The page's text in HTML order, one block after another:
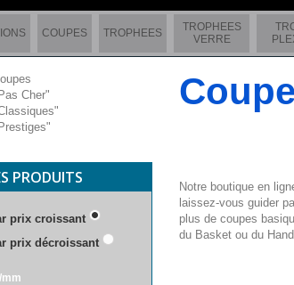
COUPES TROPHEES
TROPHEES
VERRE
Cher"
PRODUITS
prix croissant
prix décroissant
Notre boutique en
laissez-vous guider
plus de coupes
du Basket ou du